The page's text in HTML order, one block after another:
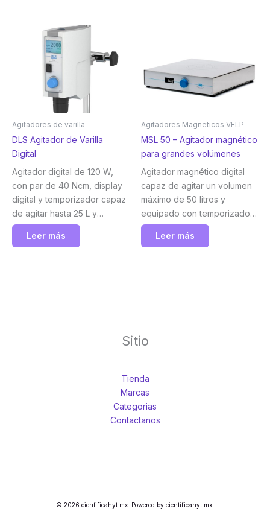
Agitadores de varilla
DLS Agitador de Varilla
Digital
Agitador digital de 120 W,
con par de 40 Ncm, display
digital y temporizador capaz
de agitar hasta 25 L y
viscosidad de 25,000. Velp
Leer más
Agitadores Magneticos VELP
MSL 50 – Agitador magnético
para grandes volúmenes
Agitador magnético digital
capaz de agitar un volumen
máximo de 50 litros y
equipado con temporizador,
retroceso automático y
bloqueo de seguridad. La
biofarmacéutico y
Leer más
Sitio
Tienda
Marcas
Categorias
Contactanos
© 2026 cientificahyt.mx. Powered by cientificahyt.mx.